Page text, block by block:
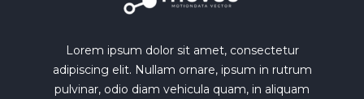
Lorem ipsum dolor sit amet, consectetur
adipiscing elit. Nullam ornare, ipsum in rutrum
pulvinar, odio diam vehicula quam, in aliquam